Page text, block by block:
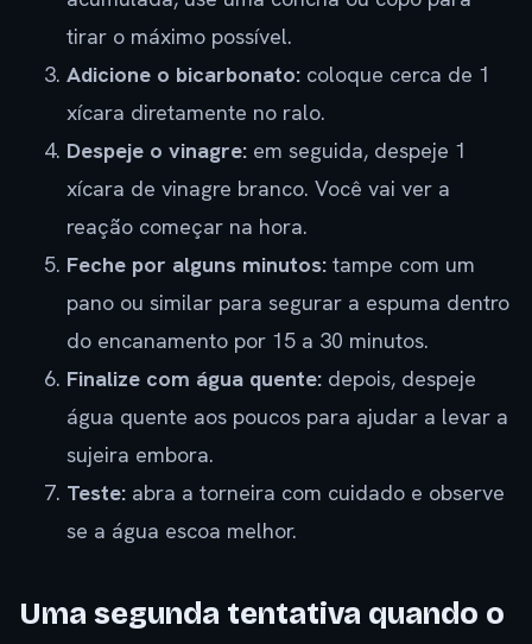
tirar o máximo possível.
Adicione o bicarbonato: coloque cerca de 1
xícara diretamente no ralo.
Despeje o vinagre: em seguida, despeje 1
xícara de vinagre branco. Você vai ver a
reação começar na hora.
Feche por alguns minutos: tampe com um
pano ou similar para segurar a espuma dentro
do encanamento por 15 a 30 minutos.
Finalize com água quente: depois, despeje
água quente aos poucos para ajudar a levar a
sujeira embora.
Teste: abra a torneira com cuidado e observe
se a água escoa melhor.
Uma segunda tentativa quando o